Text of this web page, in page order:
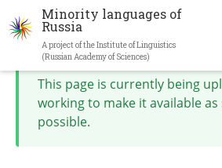
content
Minority languages of
Russia
A project of the Institute of Linguistics
(Russian Academy of Sciences)
This page is currently being
working to make it available as
possible.